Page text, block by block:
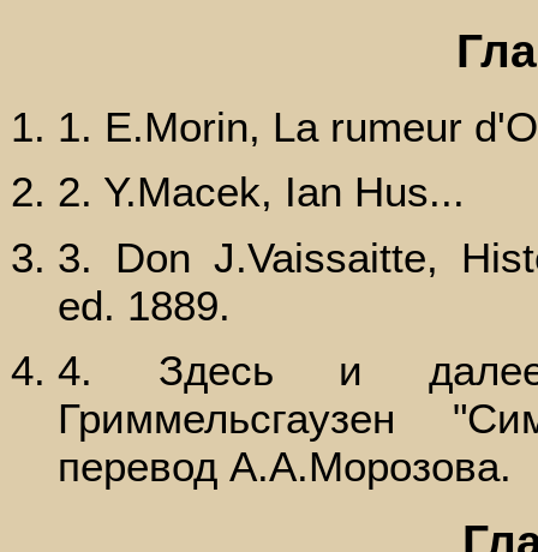
1. E.Morin, La rumeur
2. Y.Macek, Ian Hus...
3. Don J.Vaissaitte,
ed. 1889.
4. Здесь и
Гриммельсгаузен
перевод А.А.Морозова.